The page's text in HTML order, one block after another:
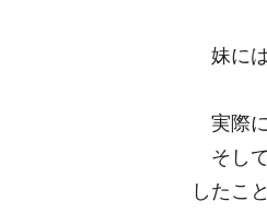
妹には
実際に
そして
したこ